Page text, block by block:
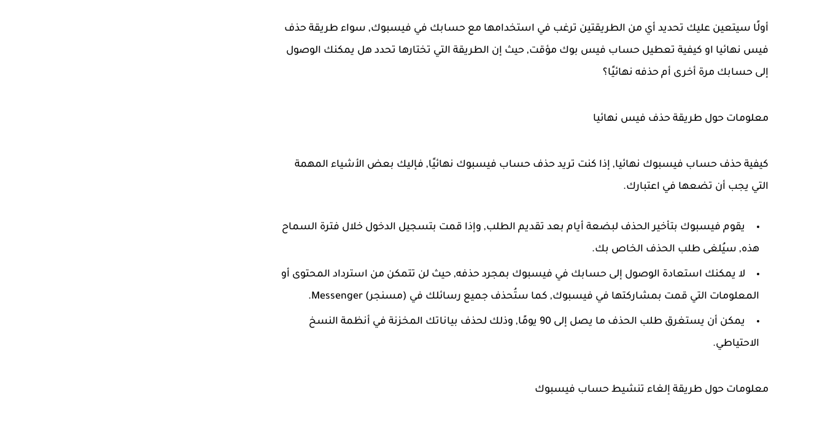
أولًا سيتعين عليك تحديد أي من الطريقتين ترغب في استخدامها مع حسابك في فيسبوك, سواء طريقة حذف
فيس نهائيا او كيفية تعطيل حساب فيس بوك مؤقت, حيث إن الطريقة التي تختارها تحدد هل يمكنك الوصول
إلى حسابك مرة أخرى أم حذفه نهائيًا؟
معلومات حول طريقة حذف فيس نهائيا
كيفية حذف حساب فيسبوك نهائيا, إذا كنت تريد حذف حساب فيسبوك نهائيًا, فإليك بعض الأشياء المهمة
التي يجب أن تضعها في اعتبارك.
يقوم فيسبوك بتأخير الحذف لبضعة أيام بعد تقديم الطلب, وإذا قمت بتسجيل الدخول خلال فترة السماح
هذه, سيُلغى طلب الحذف الخاص بك.
لا يمكنك استعادة الوصول إلى حسابك في فيسبوك بمجرد حذفه, حيث لن تتمكن من استرداد المحتوى أو
المعلومات التي قمت بمشاركتها في فيسبوك, كما ستُحذف جميع رسائلك في (مسنجر) Messenger.
يمكن أن يستغرق طلب الحذف ما يصل إلى 90 يومًا, وذلك لحذف بياناتك المخزنة في أنظمة النسخ
الاحتياطي.
معلومات حول طريقة إلغاء تنشيط حساب فيسبوك